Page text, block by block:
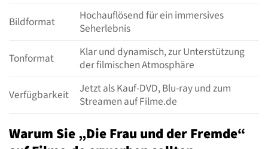
Bildformat
Hochauflösend für ein immersives
Seherlebnis
Tonformat
Klar und dynamisch, zur Unterstützung
der filmischen Atmosphäre
Verfügbarkeit
Jetzt als Kauf-DVD, Blu-ray und zum
Streamen auf Filme.de
Warum Sie „Die Frau und der Fremde“